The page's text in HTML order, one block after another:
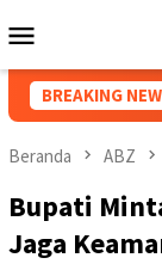
ke
Mobile
BREAKING
Jadi Titik
Beranda ABZ
Bupati
Jaga